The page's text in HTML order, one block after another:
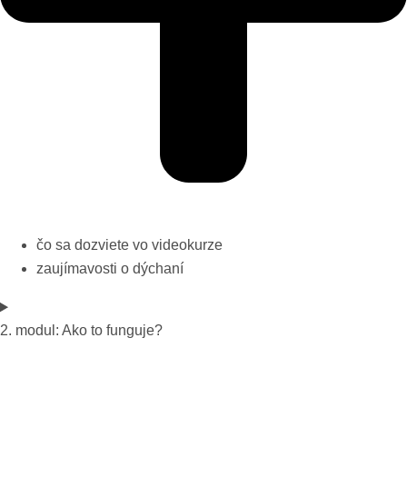
čo sa dozviete vo videokurze
zaujímavosti o dýchaní
2. modul: Ako to funguje?​